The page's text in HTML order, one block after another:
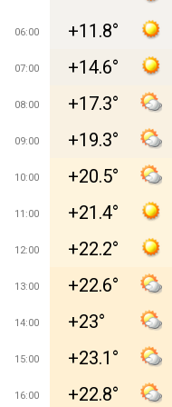
06:00 +11.8°
07:00 +14.6°
08:00 +17.3°
09:00 +19.3°
10:00 +20.5°
11:00 +21.4°
12:00 +22.2°
13:00 +22.6°
14:00 +23°
15:00 +23.1°
16:00 +22.8°